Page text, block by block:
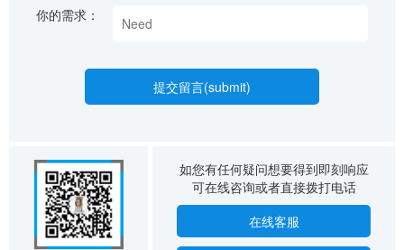
你的需求：
如您有任何疑问想要得到即刻响应
可在线咨询或者直接拨打电话
在线客服